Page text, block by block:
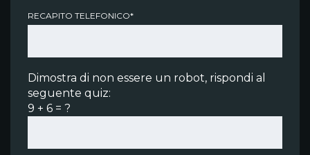
RECAPITO TELEFONICO*
Dimostra di non essere un robot, rispondi al
seguente quiz:
9 + 6 = ?